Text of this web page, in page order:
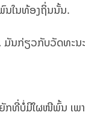
ນໃນທ້ອງຖິ່ນນັ້ນ.
ມັນກ່ຽວກັບວັດທະ
ກທີ່ບໍ່ມີໃຜໜີພົ້ນ ເ